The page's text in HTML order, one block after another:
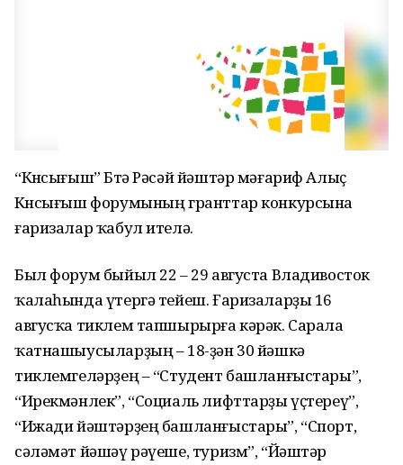
“Көнсығыш” Бөтә Рәсәй йәштәр мәғариф Алыҫ
Көнсығыш форумының гранттар конкурсына
ғаризалар ҡабул ителә.
Был форум быйыл 22 – 29 августа Владивосток
ҡалаһында үтергә тейеш. Ғаризаларҙы 16
авгусҡа тиклем тапшырырға кәрәк. Cарала
ҡатнашыусыларҙың – 18-ҙән 30 йәшкә
тиклемгеләрҙең – “Студент башланғыстары”,
“Ирекмәнлек”, “Социаль лифттарҙы үҫтереү”,
“Ижади йәштәрҙең башланғыстары”, “Спорт,
сәләмәт йәшәү рәүеше, туризм”, “Йәштәр